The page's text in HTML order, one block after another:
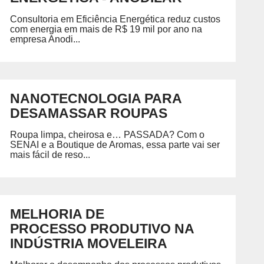
habilitando você para
SENAI PORTAL DO ALUNO
Portal do Aluno Portal do Docente
Petróleo, Gás e Energia
Química e Meio Ambiente
REGIMENTO
Acesse o regimento do SENAI/RS.
Consultoria em Eficiência Energética reduz custos
com energia em mais de R$ 19 mil por ano na
empresa Anodi...
NANOTECNOLOGIA PARA
DESAMASSAR ROUPAS
Roupa limpa, cheirosa e… PASSADA? Com o
SENAI e a Boutique de Aromas, essa parte vai ser
mais fácil de reso...
MELHORIA DE
PROCESSO PRODUTIVO NA
INDÚSTRIA MOVELEIRA